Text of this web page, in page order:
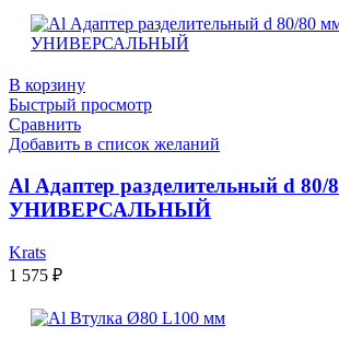
В корзину
Быстрый просмотр
Сравнить
Добавить в список желаний
Al Адаптер разделительный d 80/
УНИВЕРСАЛЬНЫЙ
Krats
1 575 ₽